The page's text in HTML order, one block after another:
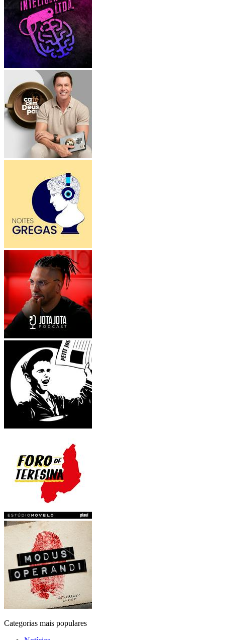
Categorias mais populares